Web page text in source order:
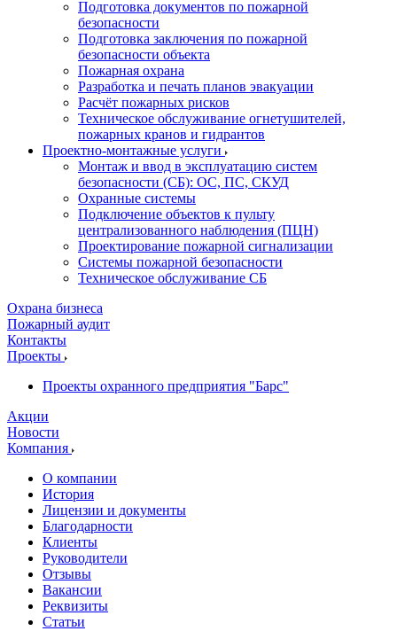
Подготовка документов по пожарной
безопасности
Подготовка заключения по пожарной
безопасности объекта
Пожарная охрана
Разработка и печать планов эвакуации
Расчёт пожарных рисков
Техническое обслуживание огнетушителей,
пожарных кранов и гидрантов
Проектно-монтажные услуги
Монтаж и ввод в эксплуатацию систем
безопасности (СБ): ОС, ПС, СКУД
Охранные системы
Подключение объектов к пульту
централизованного наблюдения (ПЦН)
Проектирование пожарной сигнализации
Системы пожарной безопасности
Техническое обслуживание СБ
Охрана бизнеса
Пожарный аудит
Контакты
Проекты
Проекты охранного предприятия "Барс"
Акции
Новости
Компания
О компании
История
Лицензии и документы
Благодарности
Клиенты
Руководители
Отзывы
Вакансии
Реквизиты
Статьи